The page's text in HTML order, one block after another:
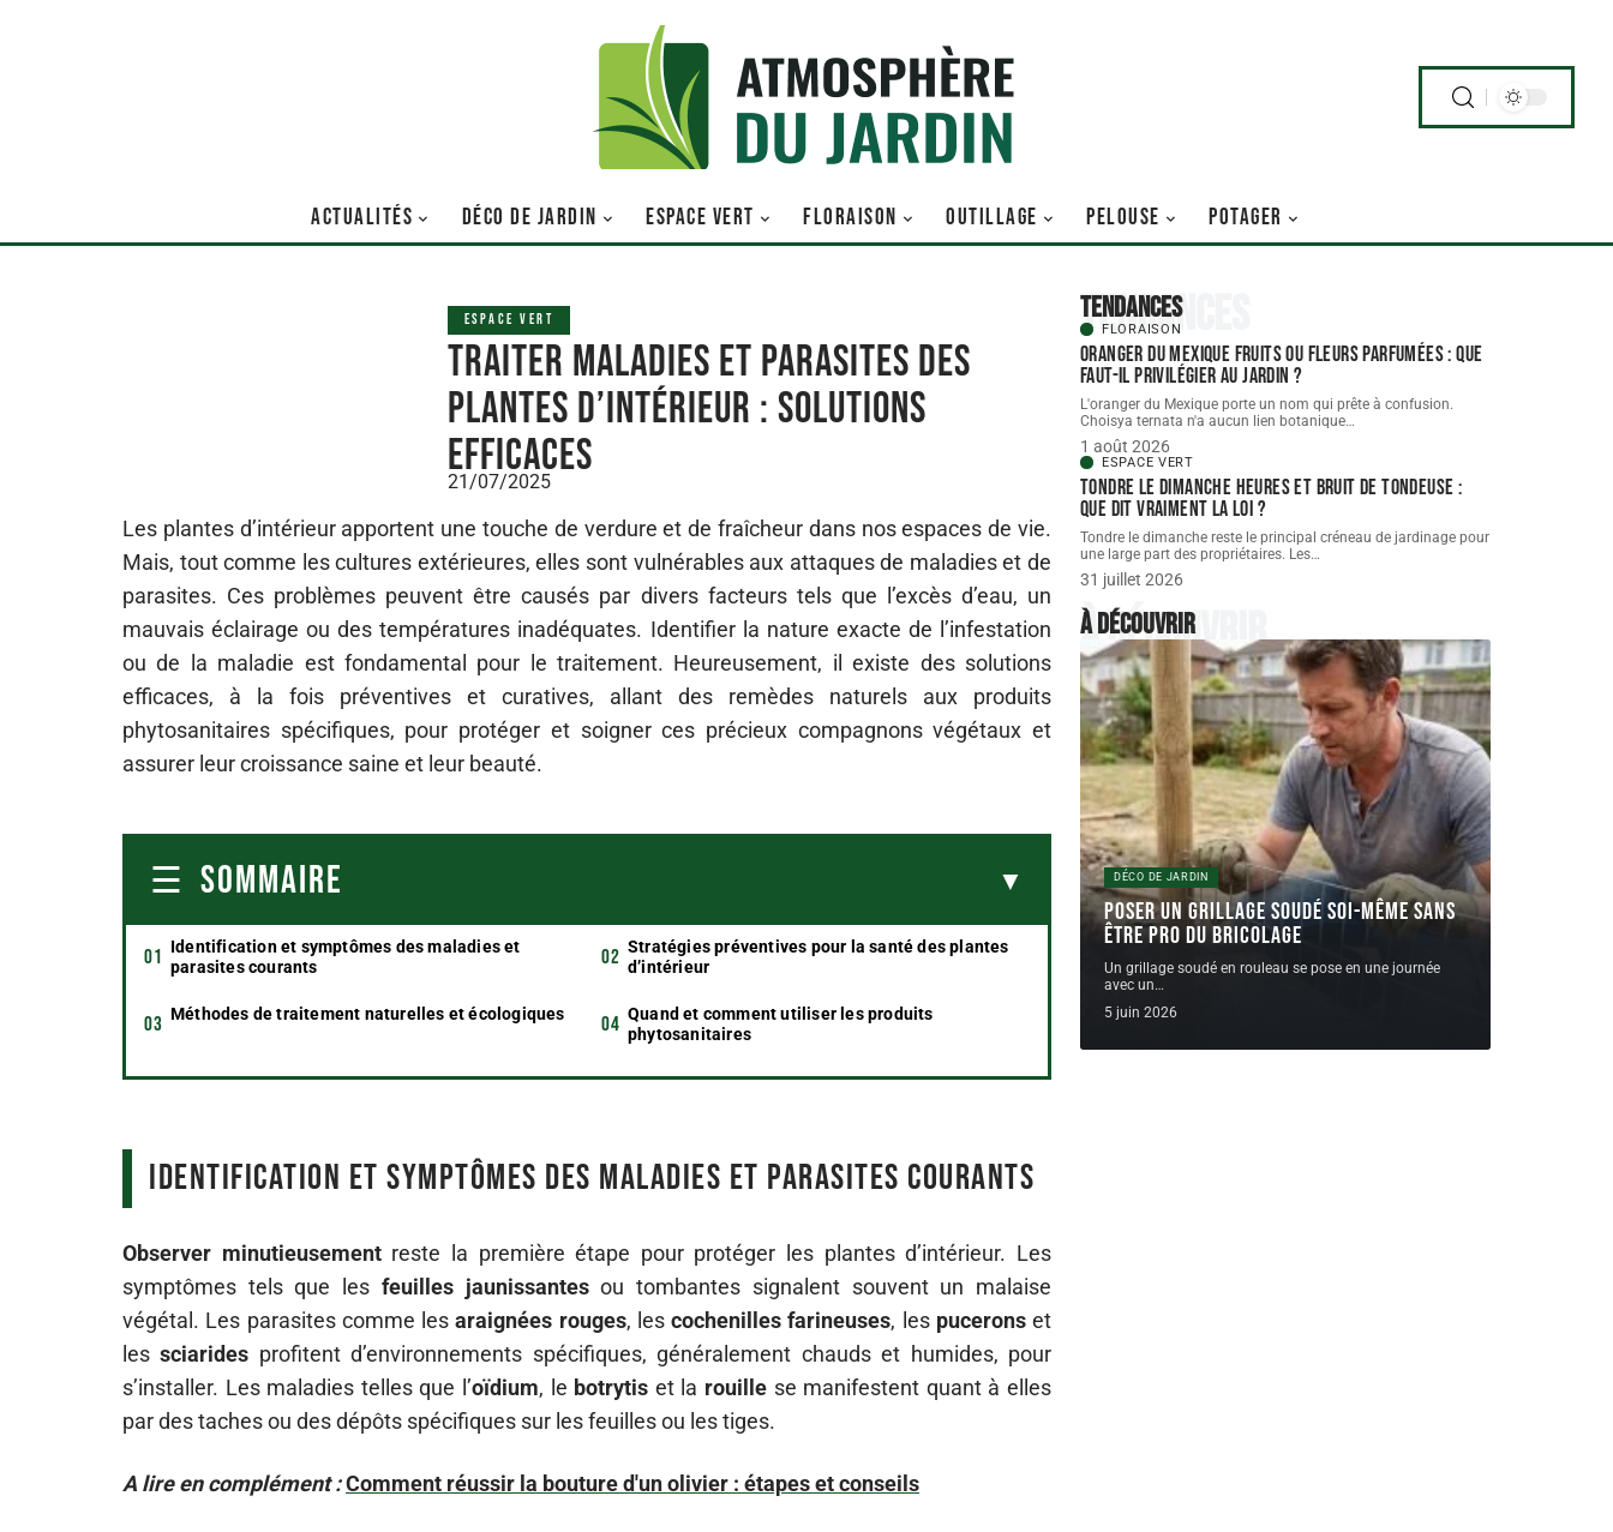
ACTUALITÉS DÉCO DE JARDIN ESPACE VERT FLORAISON OUTILLAGE PELOUSE POTAGER
ESPACE VERT
Traiter maladies et parasites des
plantes d’intérieur : solutions
efficaces
21/07/2025
Les plantes d’intérieur apportent une touche de verdure et de fraîcheur dans nos espaces de vie.
Mais, tout comme les cultures extérieures, elles sont vulnérables aux attaques de maladies et de
parasites. Ces problèmes peuvent être causés par divers facteurs tels que l’excès d’eau, un
mauvais éclairage ou des températures inadéquates. Identifier la nature exacte de l’infestation
ou de la maladie est fondamental pour le traitement. Heureusement, il existe des solutions
efficaces, à la fois préventives et curatives, allant des remèdes naturels aux produits
phytosanitaires spécifiques, pour protéger et soigner ces précieux compagnons végétaux et
assurer leur croissance saine et leur beauté.
SOMMAIRE
Identification et symptômes des maladies et
parasites courants
Stratégies préventives pour la santé des plantes
d’intérieur
Méthodes de traitement naturelles et écologiques
Quand et comment utiliser les produits
phytosanitaires
Identification et symptômes des maladies et parasites courants
Observer minutieusementreste la première étape pour protéger les plantes d’intérieur. Les
symptômes tels que les feuilles jaunissantesou tombantes signalent souvent un malaise
végétal. Les parasites comme lesaraignées rouges, les cochenilles farineuses, les puceronset
lessciarides profitent d’environnements spécifiques, généralement chauds et humides, pour
s’installer. Les maladies telles que l’oïdium, le botrytis et la rouille se manifestent quant à elles
par des taches ou des dépôts spécifiques sur les feuilles ou les tiges.
A lire en complément :Comment réussir la bouture d'un olivier : étapes et conseils
Tendances
Tendances
FLORAISON
Oranger du Mexique fruits ou fleurs parfumées : que
faut-il privilégier au jardin ?
L'oranger du Mexique porte un nom qui prête à confusion.
Choisya ternata n'a aucun lien botanique…
1 août 2026
ESPACE VERT
Tondre le dimanche heures et bruit de tondeuse :
que dit vraiment la loi ?
Tondre le dimanche reste le principal créneau de jardinage pour
une large part des propriétaires. Les…
31 juillet 2026
À découvrir
À découvrir
DÉCO DE JARDIN
Poser un grillage soudé soi-même sans
être pro du bricolage
Un grillage soudé en rouleau se pose en une journée
avec un…
5 juin 2026